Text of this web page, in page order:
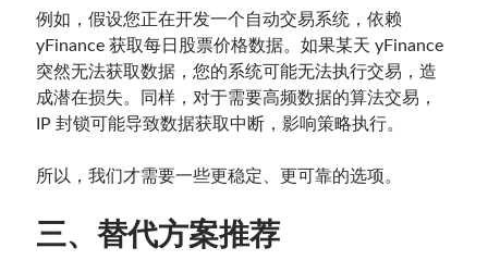
例如，假设您正在开发一个自动交易系统，依赖
yFinance 获取每日股票价格数据。如果某天 yFinance
突然无法获取数据，您的系统可能无法执行交易，造
成潜在损失。同样，对于需要高频数据的算法交易，
IP 封锁可能导致数据获取中断，影响策略执行。
所以，我们才需要一些更稳定、更可靠的选项。
三、替代方案推荐